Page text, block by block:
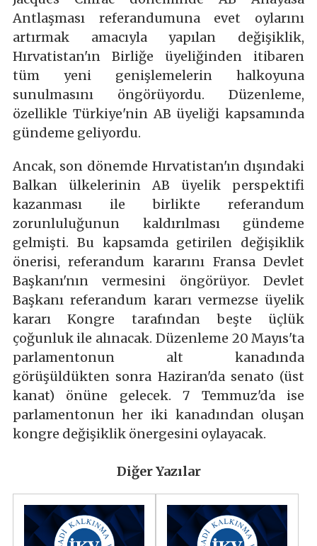
Antlaşması referandumuna evet oylarını
artırmak amacıyla yapılan değişiklik,
Hırvatistan'ın Birliğe üyeliğinden itibaren
tüm yeni genişlemelerin halkoyuna
sunulmasını öngörüyordu. Düzenleme,
özellikle Türkiye'nin AB üyeliği kapsamında
gündeme geliyordu.
Ancak, son dönemde Hırvatistan'ın dışındaki
Balkan ülkelerinin AB üyelik perspektifi
kazanması ile birlikte referandum
zorunluluğunun kaldırılması gündeme
gelmişti. Bu kapsamda getirilen değişiklik
önerisi, referandum kararını Fransa Devlet
Başkanı'nın vermesini öngörüyor. Devlet
Başkanı referandum kararı vermezse üyelik
kararı Kongre tarafından beşte üçlük
çoğunluk ile alınacak. Düzenleme 20 Mayıs'ta
parlamentonun alt kanadında
görüşüldükten sonra Haziran'da senato (üst
kanat) önüne gelecek. 7 Temmuz'da ise
parlamentonun her iki kanadından oluşan
kongre değişiklik önergesini oylayacak.
Diğer Yazılar